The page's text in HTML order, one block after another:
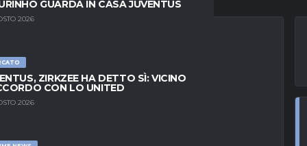
GUARDA IN CASA JUVENTUS
2026
ZIRKZEE HA DETTO SÌ: VICINO
CON LO UNITED
2026
FINISCE
HAG